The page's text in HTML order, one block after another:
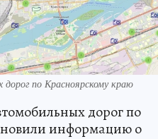
по Красноярскому краю
дорог по
информацию о